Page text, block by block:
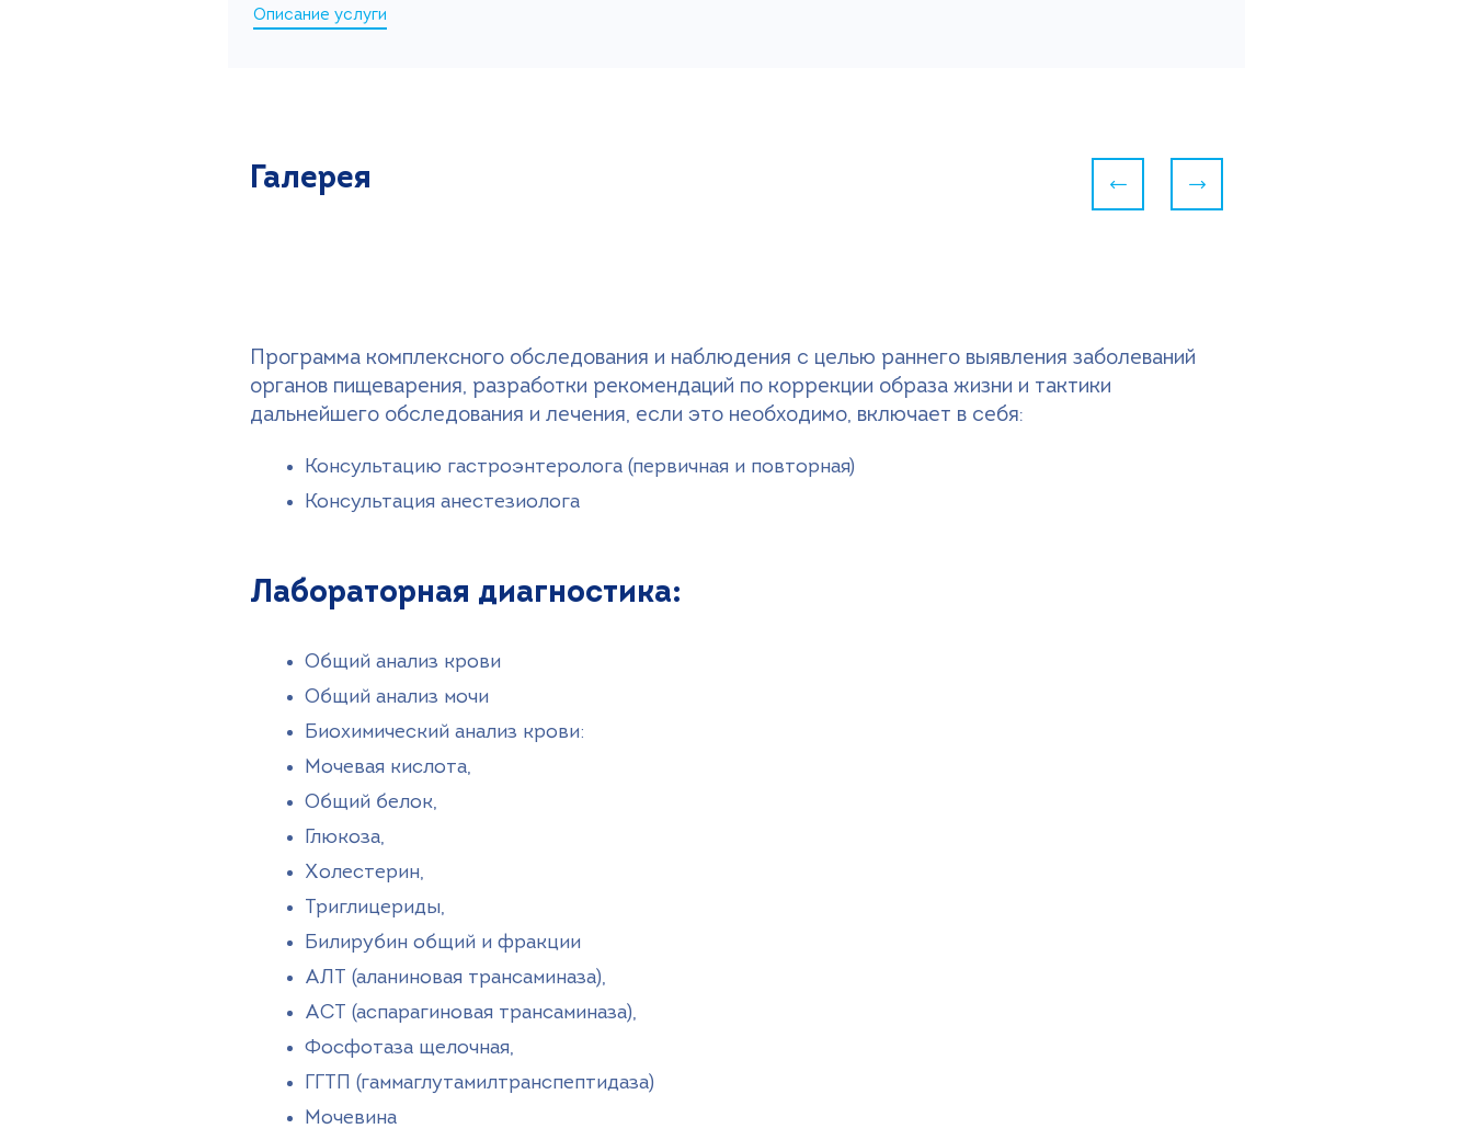
Описание услуги
Галерея СледующийПредыдущий
Программа комплексного обследования и наблюдения с целью раннего выявления заболеваний
органов пищеварения, разработки рекомендаций по коррекции образа жизни и тактики
дальнейшего обследования и лечения, если это необходимо, включает в себя:
Консультацию гастроэнтеролога (первичная и повторная)
Консультация анестезиолога
Лабораторная диагностика:
Общий анализ крови
Общий анализ мочи
Биохимический анализ крови:
Мочевая кислота,
Общий белок,
Глюкоза,
Холестерин,
Триглицериды,
Билирубин общий и фракции
АЛТ (аланиновая трансаминаза),
АСТ (аспарагиновая трансаминаза),
Фосфотаза щелочная,
ГГТП (гаммаглутамилтранспептидаза)
Мочевина